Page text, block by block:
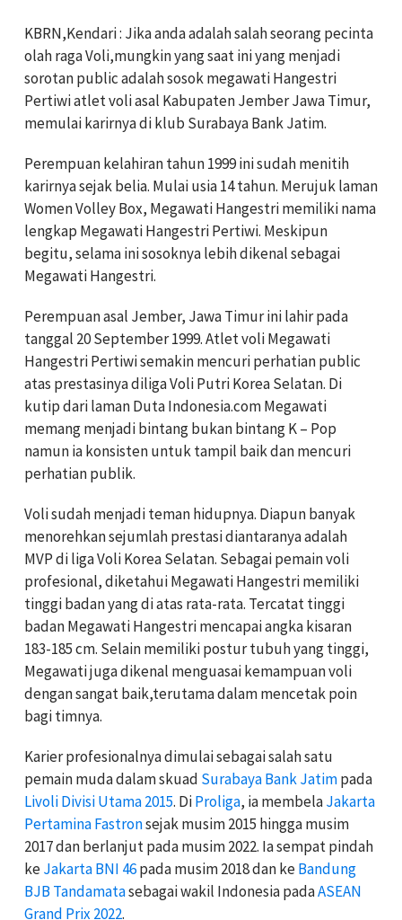
KBRN,Kendari : Jika anda adalah salah seorang pecinta
olah raga Voli,mungkin yang saat ini yang menjadi
sorotan public adalah sosok megawati Hangestri
Pertiwi atlet voli asal Kabupaten Jember Jawa Timur,
memulai karirnya di klub Surabaya Bank Jatim.
Perempuan kelahiran tahun 1999 ini sudah menitih
karirnya sejak belia. Mulai usia 14 tahun. Merujuk laman
Women Volley Box, Megawati Hangestri memiliki nama
lengkap Megawati Hangestri Pertiwi. Meskipun
begitu, selama ini sosoknya lebih dikenal sebagai
Megawati Hangestri.
Perempuan asal Jember, Jawa Timur ini lahir pada
tanggal 20 September 1999. Atlet voli Megawati
Hangestri Pertiwi semakin mencuri perhatian public
atas prestasinya diliga Voli Putri Korea Selatan. Di
kutip dari laman Duta Indonesia.com Megawati
memang menjadi bintang bukan bintang K – Pop
namun ia konsisten untuk tampil baik dan mencuri
perhatian publik.
Voli sudah menjadi teman hidupnya. Diapun banyak
menorehkan sejumlah prestasi diantaranya adalah
MVP di liga Voli Korea Selatan. Sebagai pemain voli
profesional, diketahui Megawati Hangestri memiliki
tinggi badan yang di atas rata-rata. Tercatat tinggi
badan Megawati Hangestri mencapai angka kisaran
183-185 cm. Selain memiliki postur tubuh yang tinggi,
Megawati juga dikenal menguasai kemampuan voli
dengan sangat baik,terutama dalam mencetak poin
bagi timnya.
Karier profesionalnya dimulai sebagai salah satu
pemain muda dalam skuad Surabaya Bank Jatimpada
Livoli Divisi Utama 2015. DiProliga, ia membelaJakarta
Pertamina Fastronsejak musim 2015 hingga musim
2017 dan berlanjut pada musim 2022. Ia sempat pindah
keJakarta BNI 46pada musim 2018 dan keBandung
BJB Tandamatasebagai wakil Indonesia padaASEAN
Grand Prix 2022.